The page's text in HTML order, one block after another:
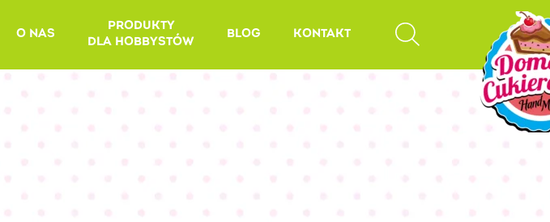
O NAS
PRODUKTY
DLA HOBBYSTÓW
BLOG KONTAKT